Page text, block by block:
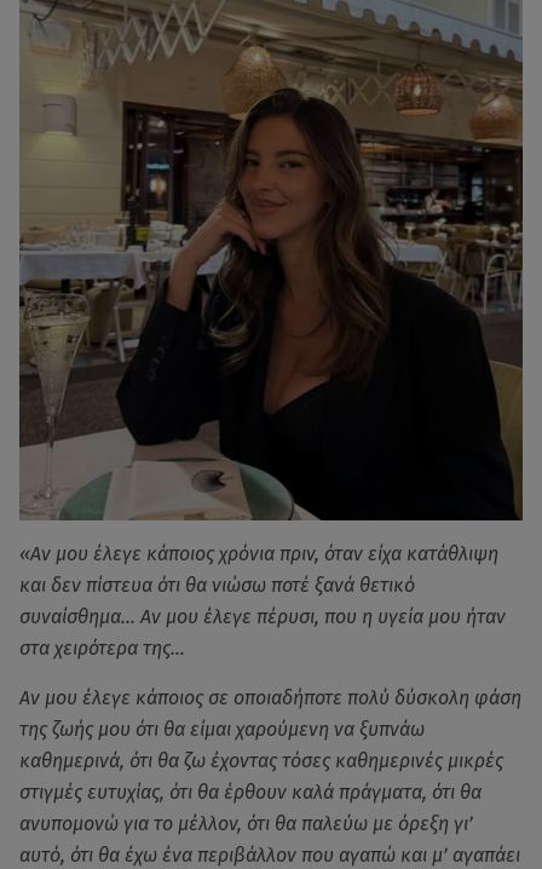
«Αν μου έλεγε κάποιος χρόνια πριν, όταν είχα κατάθλιψη
και δεν πίστευα ότι θα νιώσω ποτέ ξανά θετικό
συναίσθημα… Αν μου έλεγε πέρυσι, που η υγεία μου ήταν
στα χειρότερα της…
Αν μου έλεγε κάποιος σε οποιαδήποτε πολύ δύσκολη φάση
της ζωής μου ότι θα είμαι χαρούμενη να ξυπνάω
καθημερινά, ότι θα ζω έχοντας τόσες καθημερινές μικρές
στιγμές ευτυχίας, ότι θα έρθουν καλά πράγματα, ότι θα
ανυπομονώ για το μέλλον, ότι θα παλεύω με όρεξη γι’
αυτό, ότι θα έχω ένα περιβάλλον που αγαπώ και μ’ αγαπάει